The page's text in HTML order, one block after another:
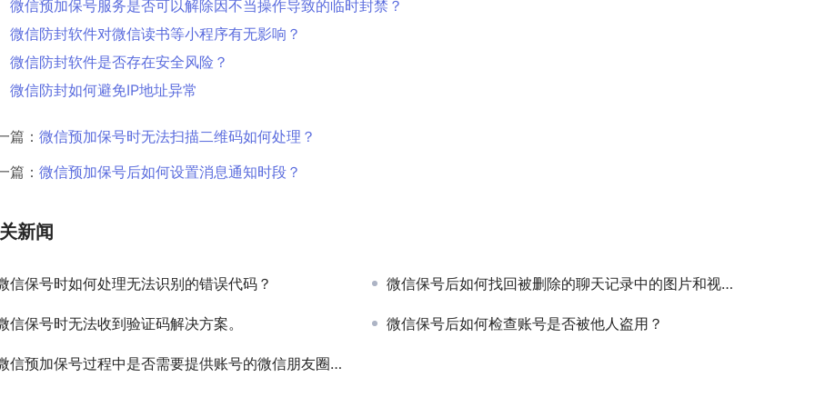
微信预加保号服务是否可以解除因不当操作导致的临时封禁？
微信防封软件对微信读书等小程序有无影响？
微信防封软件是否存在安全风险？
微信防封如何避免IP地址异常
篇： 微信预加保号时无法扫描二维码如何处理？
篇： 微信预加保号后如何设置消息通知时段？
新闻
信保号时如何处理无法识别的错误代码？ 微信保号后如何找回被删除的聊天记录中的图片和视频？
信保号时无法收到验证码解决方案。 微信保号后如何检查账号是否被他人盗用？
信预加保号过程中是否需要提供账号的微信朋友圈操作记录？